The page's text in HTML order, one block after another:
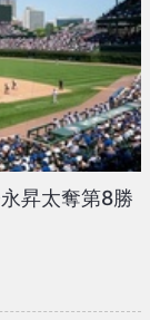
昇太奪第8勝